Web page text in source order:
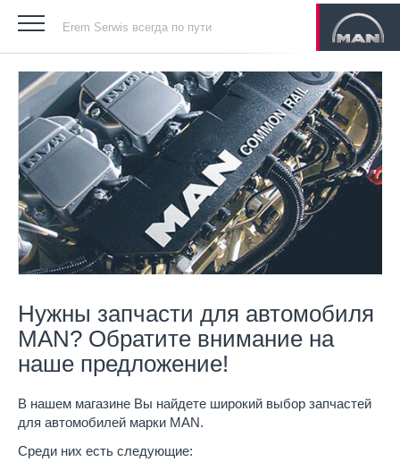
Erem Serwis всегда по пути
Нужны запчасти для автомобиля
MAN? Обратите внимание на
наше предложение!
В нашем магазине Вы найдете широкий выбор запчастей
для автомобилей марки MAN.
Среди них есть следующие: